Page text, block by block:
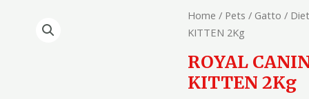
Home / Pets / Gatto /
KITTEN 2Kg
ROYAL
KITTEN 2Kg
ROYAL
CANIN
KITTEN
2Kg